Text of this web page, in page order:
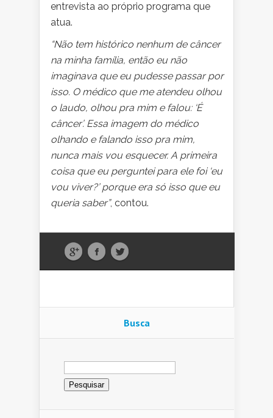
entrevista ao próprio programa que
atua.
“Não tem histórico nenhum de câncer
na minha família, então eu não
imaginava que eu pudesse passar por
isso. O médico que me atendeu olhou
o laudo, olhou pra mim e falou: ‘É
câncer’. Essa imagem do médico
olhando e falando isso pra mim,
nunca mais vou esquecer. A primeira
coisa que eu perguntei para ele foi ‘eu
vou viver?’ porque era só isso que eu
queria saber”, contou.
Busca
Pesquisar
por: